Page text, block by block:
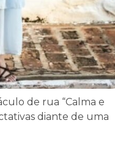
de rua “Calma e
diante de uma